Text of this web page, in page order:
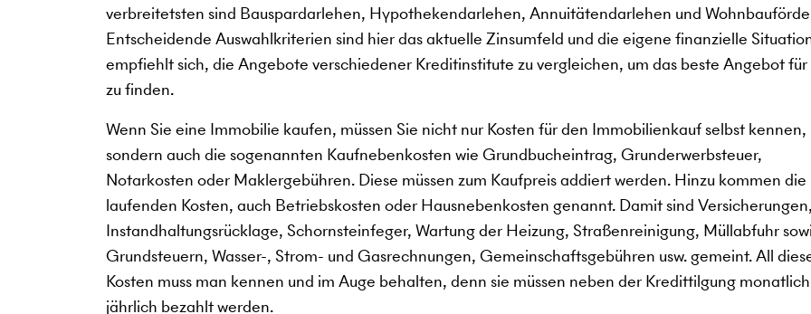
verbreitetsten sind Bauspardarlehen, Hypothekendarlehen, Annuitätendarlehen und
Entscheidende Auswahlkriterien sind hier das aktuelle Zinsumfeld und die eigene finanzielle
empfiehlt sich, die Angebote verschiedener Kreditinstitute zu vergleichen, um das beste Angebot für
zu finden.
Wenn Sie eine Immobilie kaufen, müssen Sie nicht nur Kosten für den Immobilienkauf selbst kennen,
sondern auch die sogenannten Kaufnebenkosten wie Grundbucheintrag, Grunderwerbsteuer,
Notarkosten oder Maklergebühren. Diese müssen zum Kaufpreis addiert werden. Hinzu kommen die
laufenden Kosten, auch Betriebskosten oder Hausnebenkosten genannt. Damit sind
Instandhaltungsrücklage, Schornsteinfeger, Wartung der Heizung, Straßenreinigung, Müllabfuhr
Grundsteuern, Wasser-, Strom- und Gasrechnungen, Gemeinschaftsgebühren usw. gemeint. All
Kosten muss man kennen und im Auge behalten, denn sie müssen neben der Kredittilgung
jährlich bezahlt werden.